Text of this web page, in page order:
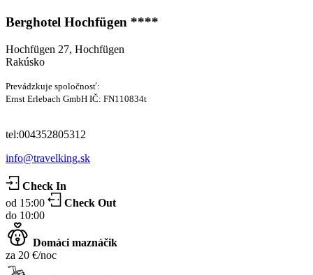
Berghotel Hochfügen ****
Hochfügen 27, Hochfügen
Rakúsko
Prevádzkuje spoločnosť:
Ernst Erlebach GmbH IČ: FN110834t
tel:004352805312
info@travelking.sk
Check In
od 15:00
Check Out
do 10:00
Domáci maznáčik
za 20 €/noc